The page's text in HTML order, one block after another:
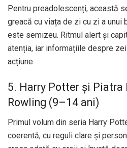
Pentru preadolescenți, această
greacă cu viața de zi cu zi a unui
este semizeu. Ritmul alert și
atenția, iar informațiile despre
acțiune.
5. Harry Potter și
Rowling (9–14 ani)
Primul volum din seria Harry
coerentă, cu reguli clare și